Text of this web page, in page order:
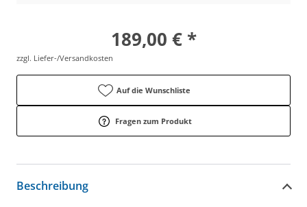
189,00 € *
zzgl. Liefer-/Versandkosten
Auf die Wunschliste
Fragen zum Produkt
Beschreibung